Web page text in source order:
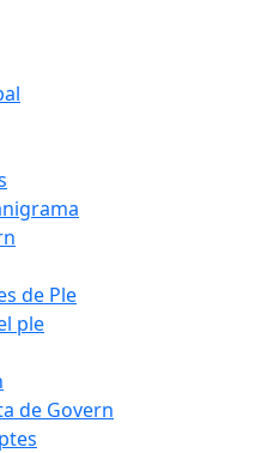
de Ple
ple
de Govern